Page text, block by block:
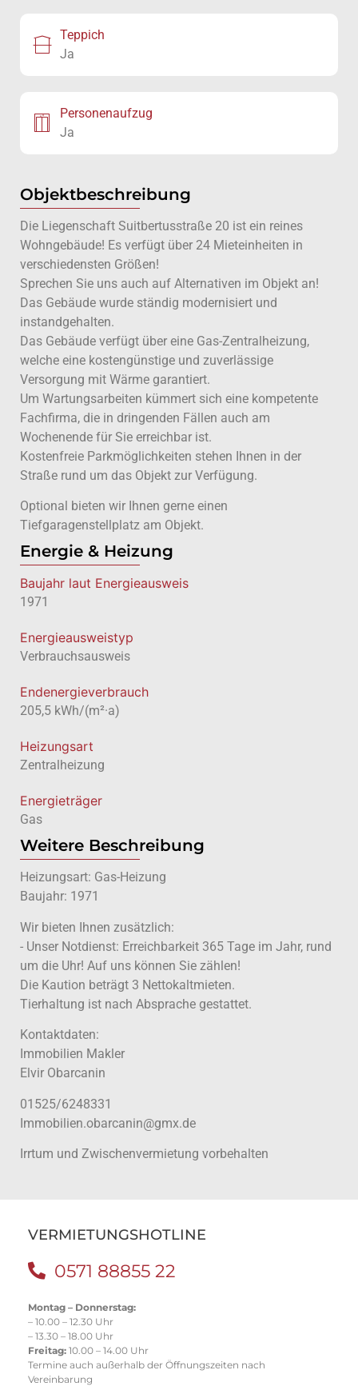
Teppich
Ja
Personenaufzug
Ja
Objektbeschreibung
Die Liegenschaft Suitbertusstraße 20 ist ein reines
Wohngebäude! Es verfügt über 24 Mieteinheiten in
verschiedensten Größen!
Sprechen Sie uns auch auf Alternativen im Objekt an!
Das Gebäude wurde ständig modernisiert und
instandgehalten.
Das Gebäude verfügt über eine Gas-Zentralheizung,
welche eine kostengünstige und zuverlässige
Versorgung mit Wärme garantiert.
Um Wartungsarbeiten kümmert sich eine kompetente
Fachfirma, die in dringenden Fällen auch am
Wochenende für Sie erreichbar ist.
Kostenfreie Parkmöglichkeiten stehen Ihnen in der
Straße rund um das Objekt zur Verfügung.
Optional bieten wir Ihnen gerne einen
Tiefgaragenstellplatz am Objekt.
Energie & Heizung
Baujahr laut Energieausweis
1971
Energie­ausweistyp
Verbrauchsausweis
Endenergieverbrauch
205,5 kWh/(m²·a)
Heizungsart
Zentralheizung
Energieträger
Gas
Weitere Beschreibung
Heizungsart: Gas-Heizung
Baujahr: 1971
Wir bieten Ihnen zusätzlich:
- Unser Notdienst: Erreichbarkeit 365 Tage im Jahr, rund
um die Uhr! Auf uns können Sie zählen!
Die Kaution beträgt 3 Nettokaltmieten.
Tierhaltung ist nach Absprache gestattet.
Kontaktdaten:
Immobilien Makler
Elvir Obarcanin
01525/6248331
Immobilien.obarcanin@gmx.de
Irrtum und Zwischenvermietung vorbehalten
VERMIETUNGSHOTLINE
0571 88855 22
Montag – Donnerstag:
– 10.00 – 12.30 Uhr
– 13.30 – 18.00 Uhr
Freitag: 10.00 – 14.00 Uhr
Termine auch außerhalb der Öffnungszeiten nach
Vereinbarung